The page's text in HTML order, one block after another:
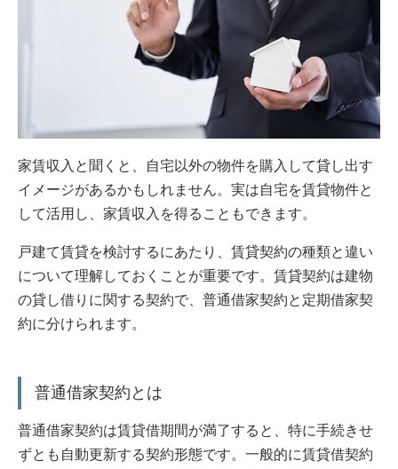
家賃収入と聞くと、自宅以外の物件を購入して貸し出す
イメージがあるかもしれません。実は自宅を賃貸物件と
して活用し、家賃収入を得ることもできます。
戸建て賃貸を検討するにあたり、賃貸契約の種類と違い
について理解しておくことが重要です。賃貸契約は建物
の貸し借りに関する契約で、普通借家契約と定期借家契
約に分けられます。
普通借家契約とは
普通借家契約は賃貸借期間が満了すると、特に手続きせ
ずとも自動更新する契約形態です。一般的に賃貸借契約